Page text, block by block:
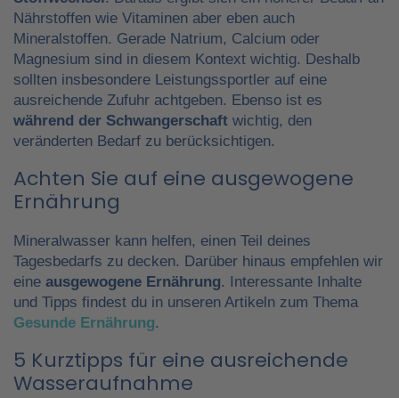
Nährstoffen wie Vitaminen aber eben auch
Mineralstoffen. Gerade Natrium, Calcium oder
Magnesium sind in diesem Kontext wichtig. Deshalb
sollten insbesondere Leistungssportler auf eine
ausreichende Zufuhr achtgeben. Ebenso ist es
während der Schwangerschaft wichtig, den
veränderten Bedarf zu berücksichtigen.
Achten Sie auf eine ausgewogene
Ernährung
Mineralwasser kann helfen, einen Teil deines
Tagesbedarfs zu decken. Darüber hinaus empfehlen wir
eine ausgewogene Ernährung. Interessante Inhalte
und Tipps findest du in unseren Artikeln zum Thema
Gesunde Ernährung.
5 Kurztipps für eine ausreichende
Wasseraufnahme